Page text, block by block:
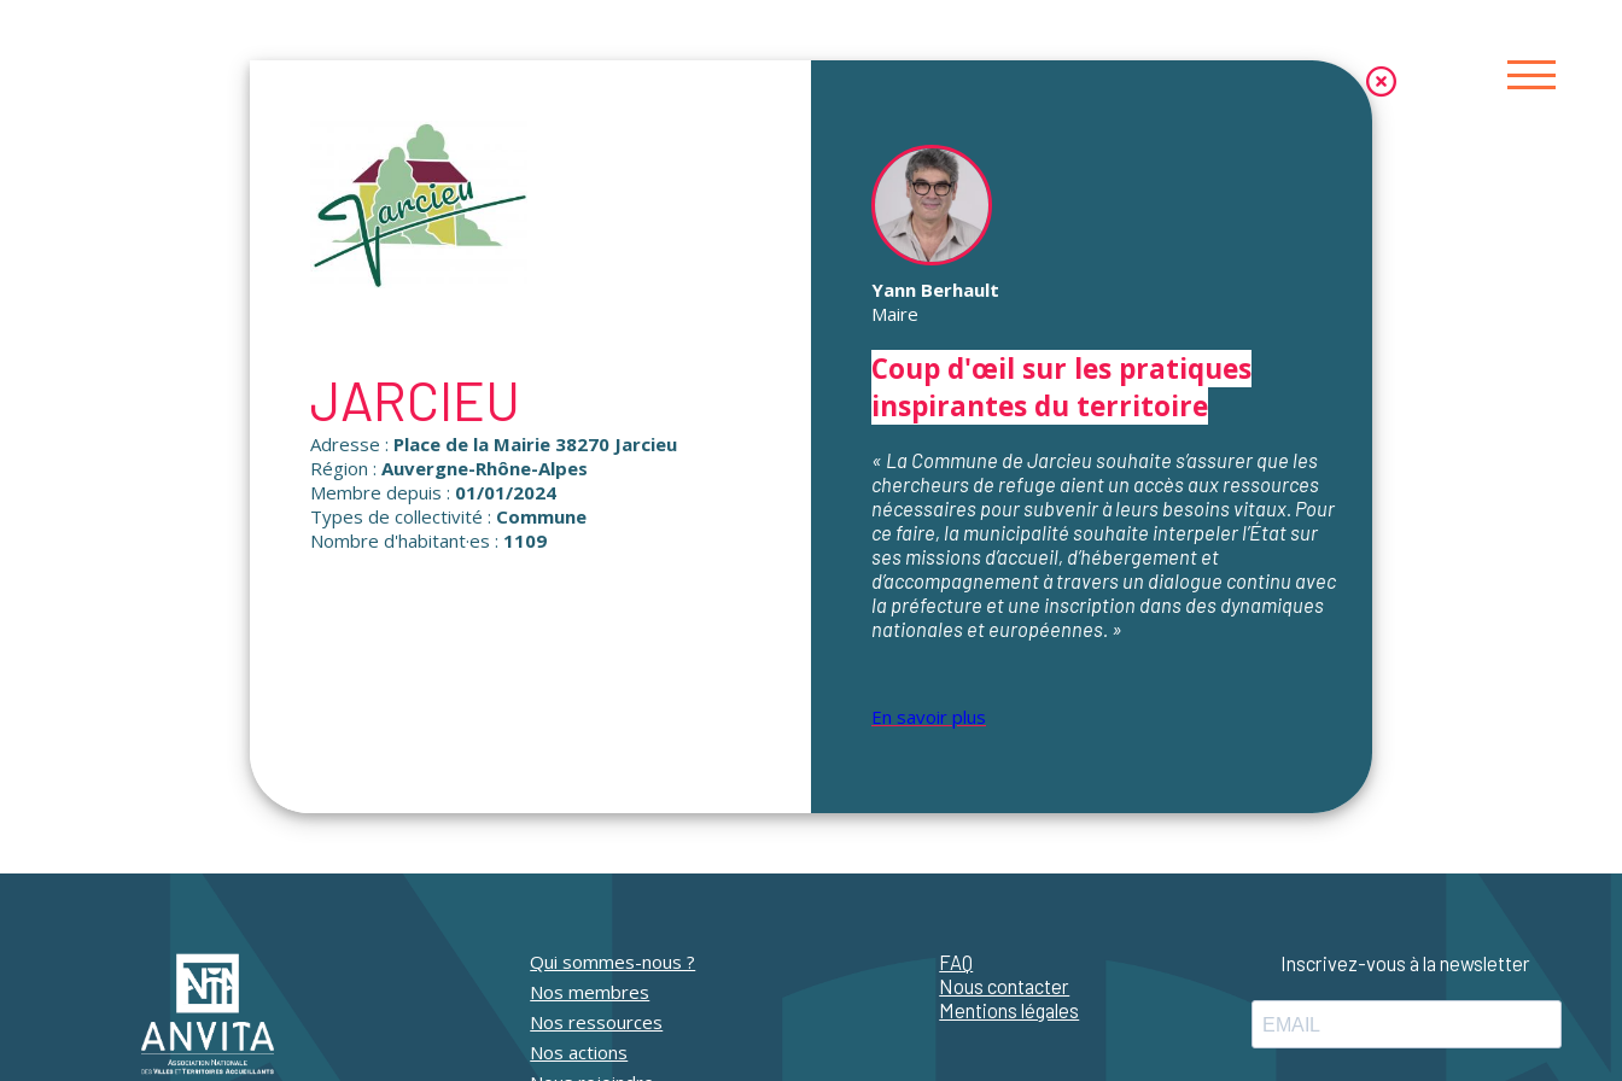
JARCIEU
Adresse : Place de la Mairie 38270 Jarcieu
Région : Auvergne-Rhône-Alpes
Membre depuis : 01/01/2024
Types de collectivité : Commune
Nombre d'habitant·es : 1109
Yann Berhault
Maire
Coup d'œil sur les pratiques
inspirantes du territoire
« La Commune de Jarcieu souhaite s’assurer que les
chercheurs de refuge aient un accès aux ressources
nécessaires pour subvenir à leurs besoins vitaux. Pour
ce faire, la municipalité souhaite interpeler l’État sur
ses missions d’accueil, d’hébergement et
d’accompagnement à travers un dialogue continu avec
la préfecture et une inscription dans des dynamiques
nationales et européennes. »
En savoir plus
Qui sommes-nous ?
Nos membres
Nos ressources
Nos actions
FAQ
Nous contacter
Mentions légales
Inscrivez-vous à la newsletter